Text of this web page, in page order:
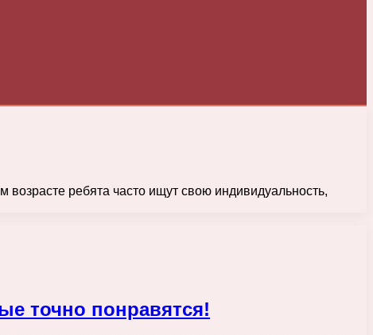
ребята часто ищут свою индивидуальность,
точно понравятся!